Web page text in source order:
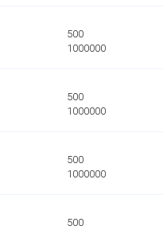
500
1000000
500
1000000
500
1000000
500